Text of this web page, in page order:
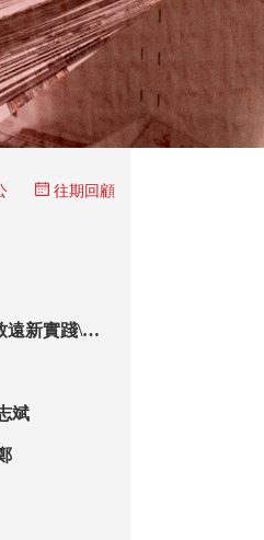
往期回顧
遠新實踐\張
斌